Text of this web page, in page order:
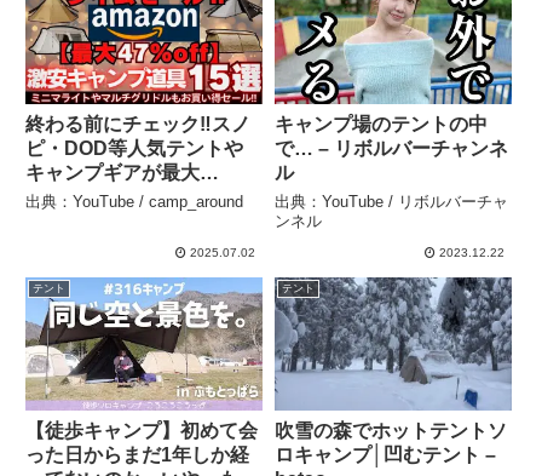
channel
終わる前にチェック‼️スノ
ピ・DOD等人気テントや
キャンプギアが最大
47%OFF‼️【Amazonタイ
出典：YouTube / camp_around
2025.07.02
キャンプ場のテントの中
で… – リボルバーチャンネ
ル
出典：YouTube / リボルバーチャ
ンネル
2023.12.22
テント
【徒歩キャンプ】初めて会
った日からまだ1年しか経
テント
吹雪の森でホットテントソ
ロキャンプ│凹むテント –